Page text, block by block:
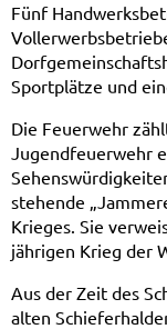
Fünf
Sportplätze und
Die Feuerwehr
Jugendfeuerwehr
stehende
Krieges. Sie
jährigen Krieg der
Aus der Zeit des
alten